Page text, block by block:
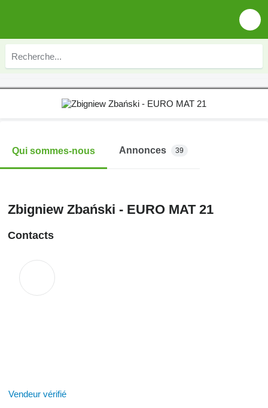
Qui sommes-nous Annonces 39
Zbigniew Zbański - EURO MAT 21
Contacts
Vendeur vérifié